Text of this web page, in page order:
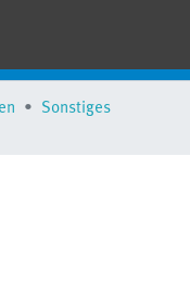
Sonstiges